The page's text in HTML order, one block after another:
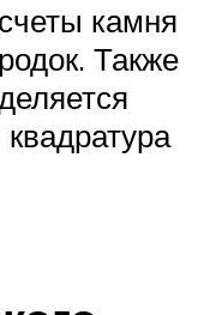
камня
Также